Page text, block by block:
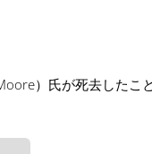
）氏が死去したこ